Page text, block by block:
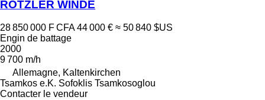
ROTZLER WINDE
28 850 000 F CFA 44 000 € ≈ 50 840 $US
Engin de battage
2000
9 700 m/h
Allemagne, Kaltenkirchen
Tsamkos e.K. Sofoklis Tsamkosoglou
Contacter le vendeur